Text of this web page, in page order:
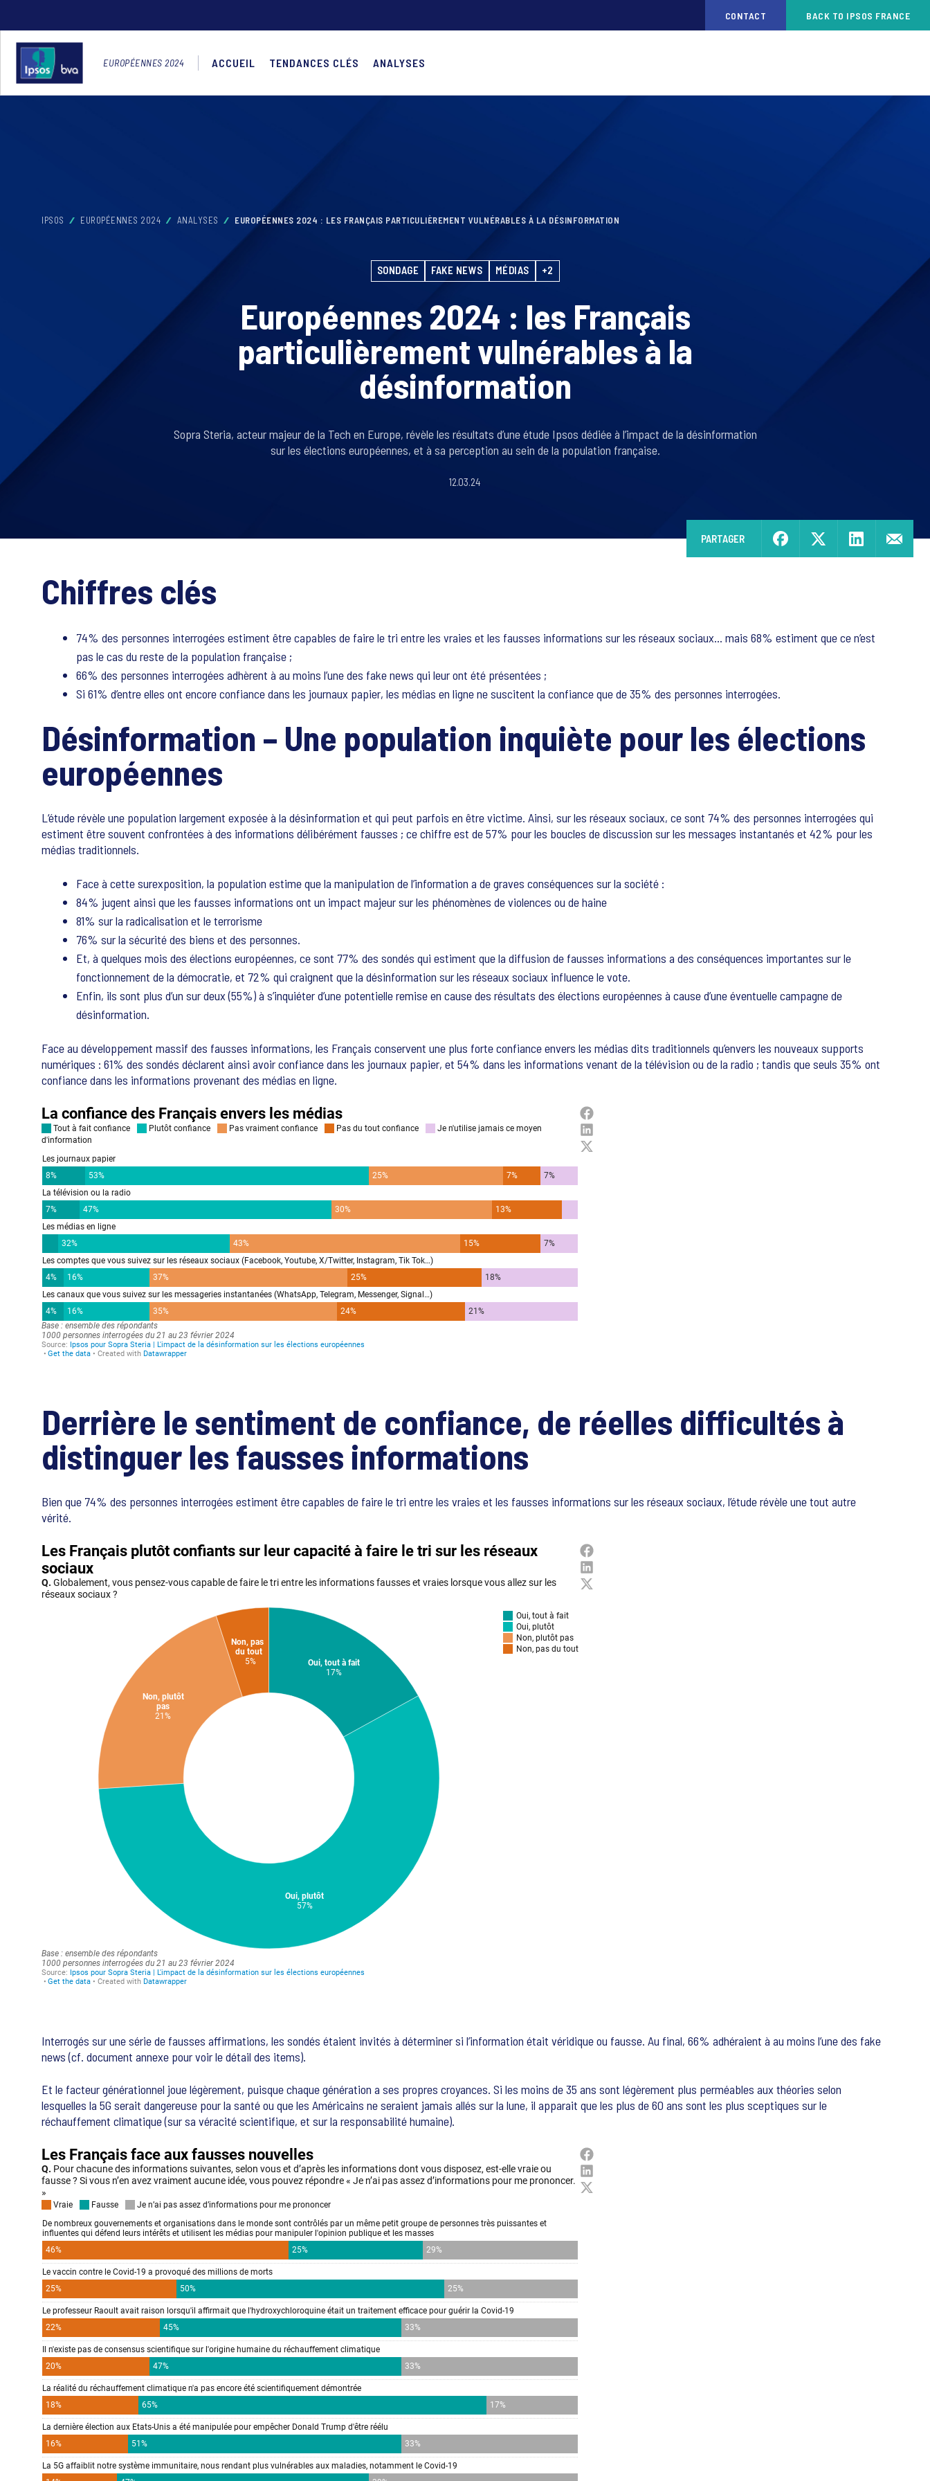
CONTACT BACK TO IPSOS FRANCE
EUROPÉENNES 2024 ACCUEIL TENDANCES CLÉS ANALYSES
IPSOS EUROPÉENNES 2024 ANALYSES EUROPÉENNES 2024 : LES FRANÇAIS PARTICULIÈREMENT VULNÉRABLES À LA DÉSINFORMATION
SONDAGE FAKE NEWS MÉDIAS +2
Européennes 2024 : les Français
particulièrement vulnérables à la
désinformation
Sopra Steria, acteur majeur de la Tech en Europe, révèle les résultats d’une étude Ipsos dédiée à l’impact de la désinformation
sur les élections européennes, et à sa perception au sein de la population française.
12.03.24
PARTAGER
Chiffres clés
74% des personnes interrogées estiment être capables de faire le tri entre les vraies et les fausses informations sur les réseaux sociaux… mais 68% estiment que ce n’est
pas le cas du reste de la population française ;
66% des personnes interrogées adhèrent à au moins l’une des fake news qui leur ont été présentées ;
Si 61% d’entre elles ont encore confiance dans les journaux papier, les médias en ligne ne suscitent la confiance que de 35% des personnes interrogées.
Désinformation – Une population inquiète pour les élections
européennes
L‘étude révèle une population largement exposée à la désinformation et qui peut parfois en être victime. Ainsi, sur les réseaux sociaux, ce sont 74% des personnes interrogées qui
estiment être souvent confrontées à des informations délibérément fausses ; ce chiffre est de 57% pour les boucles de discussion sur les messages instantanés et 42% pour les
médias traditionnels.
Face à cette surexposition, la population estime que la manipulation de l’information a de graves conséquences sur la société :
84% jugent ainsi que les fausses informations ont un impact majeur sur les phénomènes de violences ou de haine
81% sur la radicalisation et le terrorisme
76% sur la sécurité des biens et des personnes.
Et, à quelques mois des élections européennes, ce sont 77% des sondés qui estiment que la diffusion de fausses informations a des conséquences importantes sur le
fonctionnement de la démocratie, et 72% qui craignent que la désinformation sur les réseaux sociaux influence le vote.
Enfin, ils sont plus d’un sur deux (55%) à s’inquiéter d’une potentielle remise en cause des résultats des élections européennes à cause d’une éventuelle campagne de
désinformation.
Face au développement massif des fausses informations, les Français conservent une plus forte confiance envers les médias dits traditionnels qu’envers les nouveaux supports
numériques : 61% des sondés déclarent ainsi avoir confiance dans les journaux papier, et 54% dans les informations venant de la télévision ou de la radio ; tandis que seuls 35% ont
confiance dans les informations provenant des médias en ligne.
Derrière le sentiment de confiance, de réelles difficultés à
distinguer les fausses informations
Bien que 74% des personnes interrogées estiment être capables de faire le tri entre les vraies et les fausses informations sur les réseaux sociaux, l’étude révèle une tout autre
vérité.
Interrogés sur une série de fausses affirmations, les sondés étaient invités à déterminer si l’information était véridique ou fausse. Au final, 66% adhéraient à au moins l’une des fake
news (cf. document annexe pour voir le détail des items).
Et le facteur générationnel joue légèrement, puisque chaque génération a ses propres croyances. Si les moins de 35 ans sont légèrement plus perméables aux théories selon
lesquelles la 5G serait dangereuse pour la santé ou que les Américains ne seraient jamais allés sur la lune, il apparait que les plus de 60 ans sont les plus sceptiques sur le
réchauffement climatique (sur sa véracité scientifique, et sur la responsabilité humaine).